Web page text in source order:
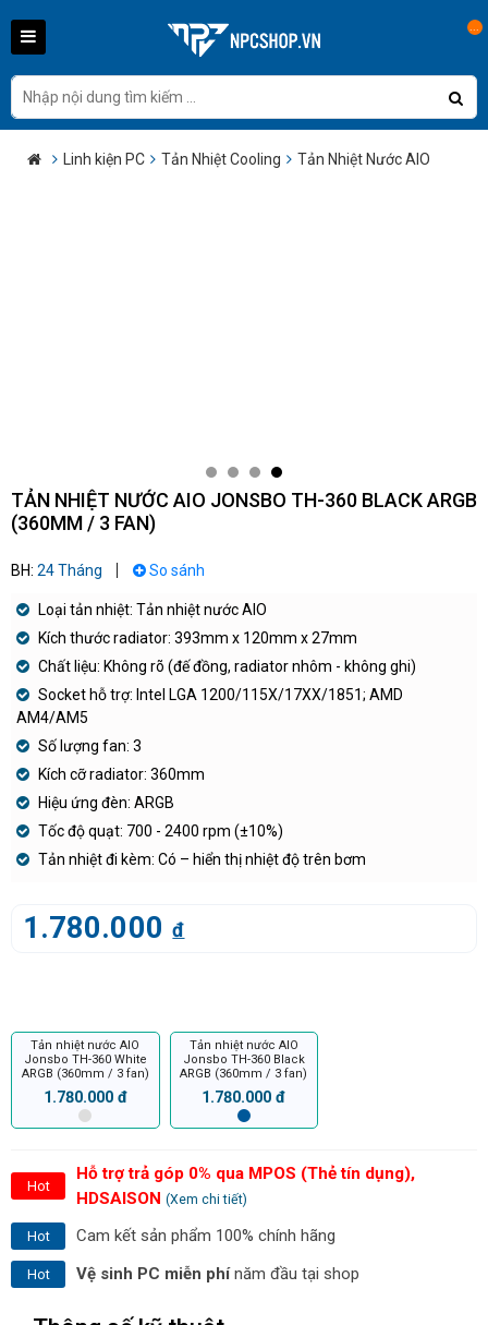
...
Linh kiện PC Tản Nhiệt Cooling Tản Nhiệt Nước AIO
TẢN NHIỆT NƯỚC AIO JONSBO TH-360 BLACK ARGB
(360MM / 3 FAN)
BH: 24 Tháng So sánh
Loại tản nhiệt: Tản nhiệt nước AIO
Kích thước radiator: 393mm x 120mm x 27mm
Chất liệu: Không rõ (đế đồng, radiator nhôm - không ghi)
Socket hỗ trợ: Intel LGA 1200/115X/17XX/1851; AMD
AM4/AM5
Số lượng fan: 3
Kích cỡ radiator: 360mm
Hiệu ứng đèn: ARGB
Tốc độ quạt: 700 - 2400 rpm (±10%)
Tản nhiệt đi kèm: Có – hiển thị nhiệt độ trên bơm
1.780.000 đ
Tản nhiệt nước AIO
Jonsbo TH-360 White
ARGB (360mm / 3 fan)
1.780.000 đ
Tản nhiệt nước AIO
Jonsbo TH-360 Black
ARGB (360mm / 3 fan)
1.780.000 đ
Hot
Hỗ trợ trả góp 0% qua MPOS (Thẻ tín dụng),
HDSAISON (Xem chi tiết)
Hot Cam kết sản phẩm 100% chính hãng
Hot Vệ sinh PC miễn phínăm đầu tại shop